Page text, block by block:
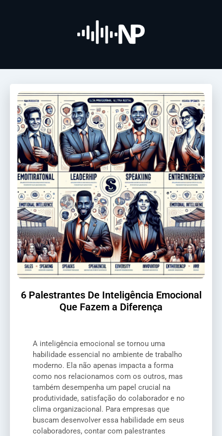
6 Palestrantes De Inteligência Emocional
Que Fazem a Diferença
A inteligência emocional se tornou uma
habilidade essencial no ambiente de trabalho
moderno. Ela não apenas impacta a forma
como nos relacionamos com os outros, mas
também desempenha um papel crucial na
produtividade, satisfação do colaborador e no
clima organizacional. Para empresas que
buscam desenvolver essa habilidade em seus
colaboradores, contar com palestrantes